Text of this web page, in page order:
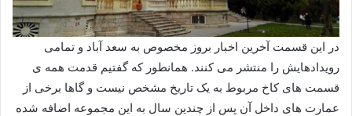
در این قسمت آخرین اخبار بروز مخصوص به سعد آباد و تمامی
رویدادهایش را منتشر می کنند. همانطور که گفتیم قدمت همه ی
قسمت های کاخ مربوط به یک تاریخ مشخص نیست و گاها برخی از
عمارت های داخل آن پس از چندین سال به این مجموعه اضافه شده